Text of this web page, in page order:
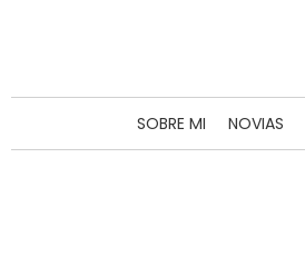
SOBRE MI NOVIAS